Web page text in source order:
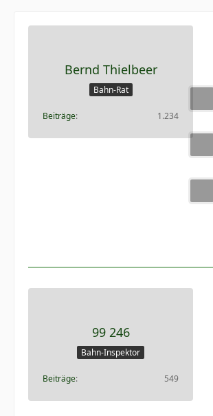
Bernd Thielbeer
Bahn-Rat
Beiträge 1.234
99 246
Bahn-Inspektor
Beiträge 549